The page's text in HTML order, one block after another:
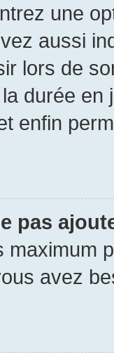
une
aussi
lors de
la durée
enfin
pas
maximum
avez